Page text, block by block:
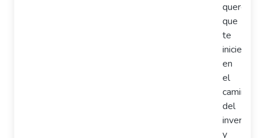
queremos
que
te
inicies
en
el
camino
del
y